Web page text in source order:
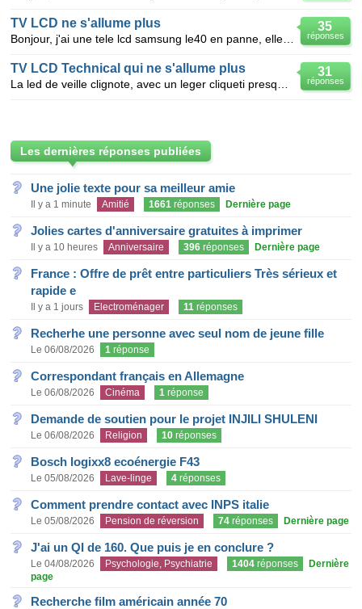
35
réponses
TV LCD ne s'allume plus
31
réponses
TV LCD Technical qui ne s'allume plus
Les dernières réponses publiées
Une jolie texte pour sa meilleur amie
Il y a 1 minute Amitié 1661 réponses Dernière page
Jolies cartes d'anniversaire gratuites à imprimer
Il y a 10 heures Anniversaire 396 réponses Dernière page
France : Offre de prêt entre particuliers Très sérieux et
rapide e
Il y a 1 jours Electroménager 11 réponses
Recherhe une personne avec seul nom de jeune fille
Le 06/08/2026 1 réponse
Correspondant français en Allemagne
Le 06/08/2026 Cinéma 1 réponse
Demande de soutien pour le projet INJILI SHULENI
Le 06/08/2026 Religion 10 réponses
Bosch logixx8 ecoénergie F43
Le 05/08/2026 Lave-linge 4 réponses
Comment prendre contact avec INPS italie
Le 05/08/2026 Pension de réversion 74 réponses Dernière page
J'ai un QI de 160. Que puis je en conclure ?
Le 04/08/2026 Psychologie, Psychiatrie 1404 réponses
Dernière
page
Recherche film américain année 70